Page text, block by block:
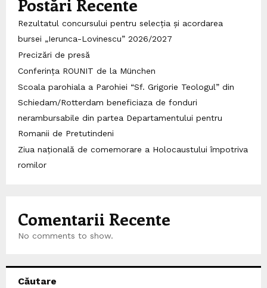
Postări Recente
Rezultatul concursului pentru selecția și acordarea
bursei „Ierunca-Lovinescu” 2026/2027
Precizări de presă
Conferința ROUNIT de la München
Scoala parohiala a Parohiei “Sf. Grigorie Teologul” din
Schiedam/Rotterdam beneficiaza de fonduri
nerambursabile din partea Departamentului pentru
Romanii de Pretutindeni
Ziua națională de comemorare a Holocaustului împotriva
romilor
Comentarii Recente
No comments to show.
Căutare